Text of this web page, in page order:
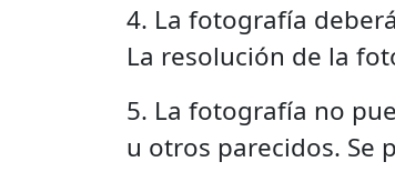
4. La fotografía
La resolución de la
5. La fotografía no
u otros parecidos. Se